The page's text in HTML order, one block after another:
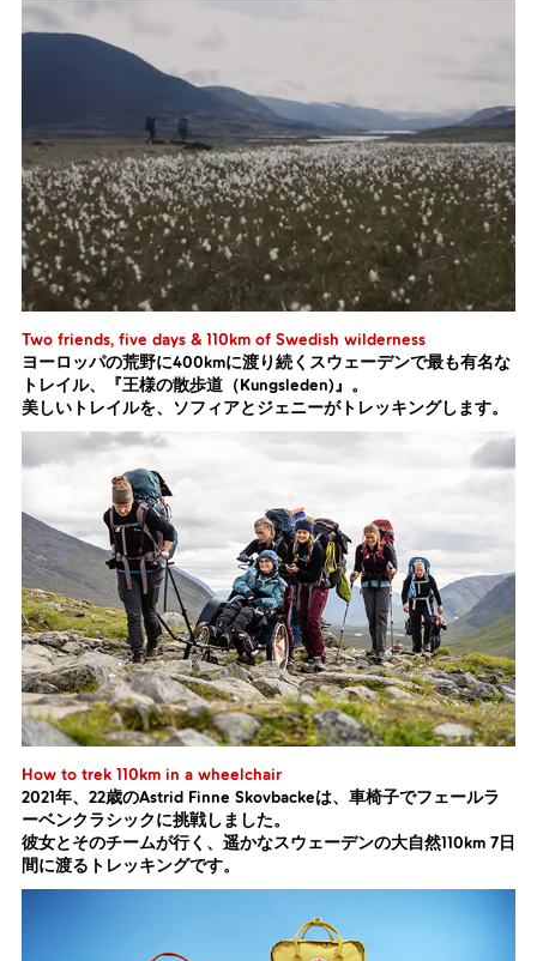
Two friends, five days & 110km of Swedish wilderness
ヨーロッパの荒野に400kmに渡り続くスウェーデンで最も有名な
トレイル、『王様の散歩道（Kungsleden)』。
美しいトレイルを、ソフィアとジェニーがトレッキングします。
How to trek 110km in a wheelchair
2021年、22歳のAstrid Finne Skovbackeは、車椅子でフェールラ
ーベンクラシックに挑戦しました。
彼女とそのチームが行く、遥かなスウェーデンの大自然110km 7日
間に渡るトレッキングです。